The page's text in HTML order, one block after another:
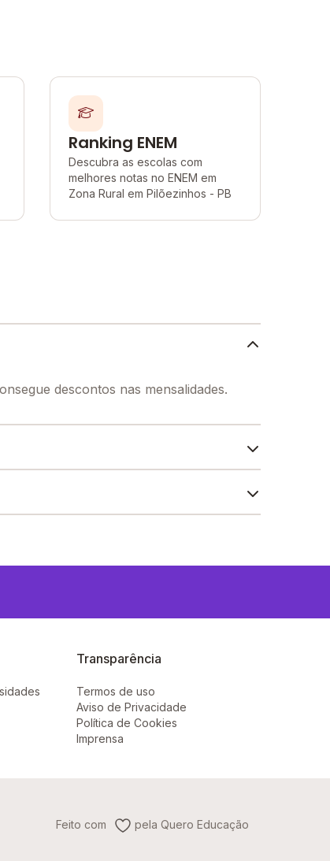
Ranking ENEM
Descubra as escolas com
melhores notas no ENEM em
Zona Rural em Pilõezinhos - PB
descontos nas mensalidades.
Transparência
Termos de uso
Aviso de Privacidade
Política de Cookies
Imprensa
Feito com pela Quero Educação